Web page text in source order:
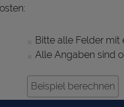
Bitte alle Felder mit
Alle Angaben sind